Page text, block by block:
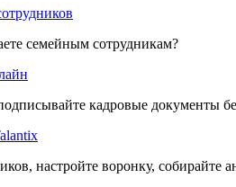
семейным сотрудникам?
кадровые документы
настройте воронку, собирайте